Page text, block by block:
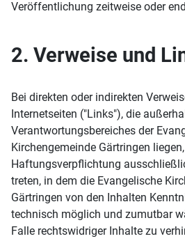
Veröffentlichung zeitweise oder
2. Verweise und
Bei direkten oder indirekten
Internetseiten ("Links"), die
Verantwortungsbereiches der
Kirchengemeinde Gärtringen
Haftungsverpflichtung
treten, in dem die Evangelische
Gärtringen von den Inhalten
technisch möglich und zumutbar
Falle rechtswidriger Inhalte zu